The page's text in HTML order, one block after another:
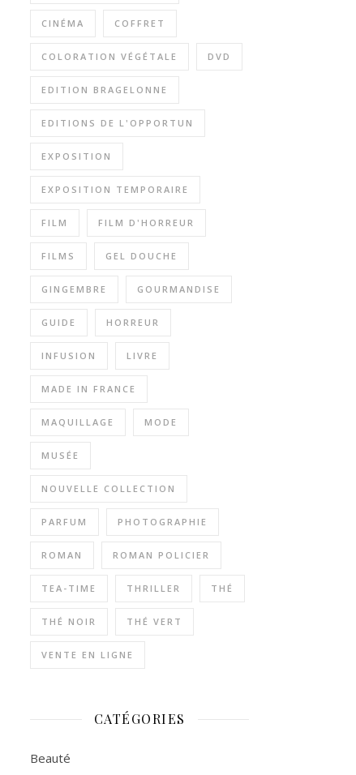
CINÉMA COFFRET
COLORATION VÉGÉTALE DVD
EDITION BRAGELONNE
EDITIONS DE L'OPPORTUN
EXPOSITION
EXPOSITION TEMPORAIRE
FILM FILM D'HORREUR
FILMS GEL DOUCHE
GINGEMBRE GOURMANDISE
GUIDE HORREUR
INFUSION LIVRE
MADE IN FRANCE
MAQUILLAGE MODE
MUSÉE
NOUVELLE COLLECTION
PARFUM PHOTOGRAPHIE
ROMAN ROMAN POLICIER
TEA-TIME THRILLER THÉ
THÉ NOIR THÉ VERT
VENTE EN LIGNE
CATÉGORIES
Beauté